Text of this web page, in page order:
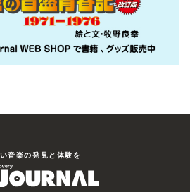
⾳楽の発⾒と体験を